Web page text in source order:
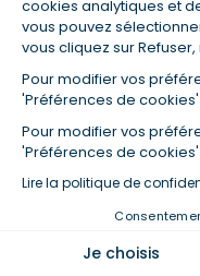
cookies analytiques et
vous pouvez
vous cliquez sur
Pour modifier vos
'Préférences de
Pour modifier vos
'Préférences de
Lire la politique de
Je choisis
Pour un prêt à la
d'une assurance
L'établissement
conseiller d'en
cadre de son offre,
un montant
un véhicule.
L'assurance